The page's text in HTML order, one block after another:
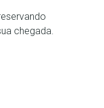
chegada.